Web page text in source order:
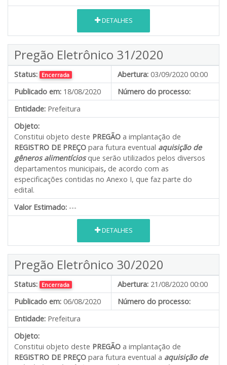
DETALHES
Pregão Eletrônico 31/2020
Status: Encerrada Abertura: 03/09/2020 00:00
Publicado em: 18/08/2020
Número do processo:
Entidade: Prefeitura
Objeto:
Constitui objeto deste PREGÃO a implantação de
REGISTRO DE PREÇO para futura eventual aquisição de
gêneros alimentíciosque serão utilizados pelos diversos
departamentos municipais, de acordo com as
especificações contidas no Anexo I, que faz parte do
edital.
Valor Estimado: ---
DETALHES
Pregão Eletrônico 30/2020
Status: Encerrada Abertura: 21/08/2020 00:00
Publicado em: 06/08/2020
Número do processo:
Entidade: Prefeitura
Objeto:
Constitui objeto deste PREGÃO a implantação de
REGISTRO DE PREÇO para futura eventual a aquisição de